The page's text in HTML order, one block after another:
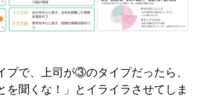
プで、上司が③のタイプだったら、
を聞くな！」とイライラさせてしま